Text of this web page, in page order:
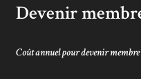
Devenir
Coût annuel pour devenir